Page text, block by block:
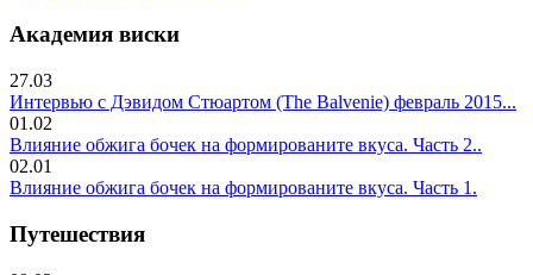
Академия виски
27.03
Интервью с Дэвидом Стюартом (The Balvenie) февраль 2015...
01.02
Влияние обжига бочек на формированите вкуса. Часть 2..
02.01
Влияние обжига бочек на формированите вкуса. Часть 1.
Путешествия